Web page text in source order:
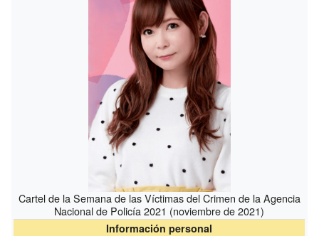
Cartel de la Semana de las Víctimas del Crimen de la Agencia
Nacional de Policía 2021 (noviembre de 2021)
Información personal